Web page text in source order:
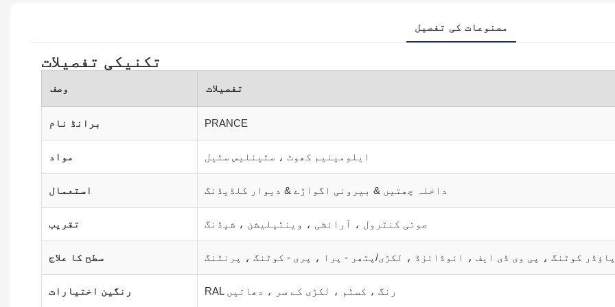
مصنوعات کی تفصیل
تکنیکی تفصیلات
وصف تفصیلات
برانڈ نام PRANCE
مواد ایلومینیم کھوٹ ، سٹینلیس سٹیل
استعمال داخلہ چھتیں & بیرونی اگواڑے & دیوار کلڈیڈنگ
تقریب صوتی کنٹرول ، آرائشی ، وینٹیلیشن ، شیڈنگ
سطح کا علاج پاؤڈر کوٹنگ ، پی وی ڈی ایف ، انوڈائزڈ ، لکڑی/پتھر - پرا ، پری - کوٹنگ ، پرنٹنگ
رنگین اختیارات RAL رنگ ، کسٹم ، لکڑی کے سر ، دھاتیں